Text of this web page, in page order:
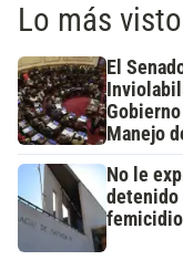
Lo más
El
Manejo
No le
detenido